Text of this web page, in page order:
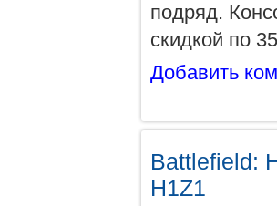
подряд.
скидкой по
Добавить
Battlefield:
H1Z1